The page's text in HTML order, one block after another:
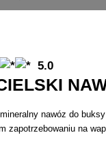
5.0
nawóz do
zapotrzebowaniu na